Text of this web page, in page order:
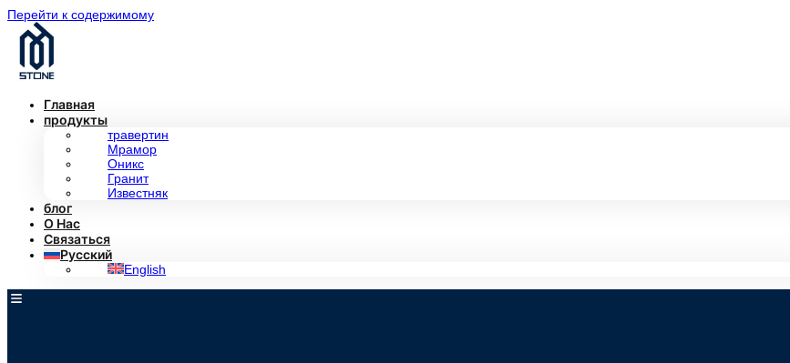
Перейти к содержимому
Главная
продукты
травертин
Мрамор
Оникс
Гранит
Известняк
блог
О Нас
Связаться
Русский
English